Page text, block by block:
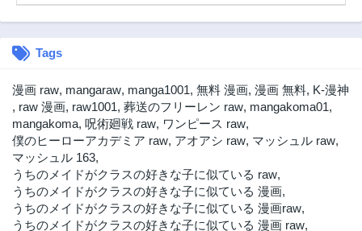
Tags
漫画 raw, mangaraw, manga1001, 無料 漫画, 漫画 無料, K-漫神
, raw 漫画, raw1001, 葬送のフリーレン raw, mangakoma01,
mangakoma, 呪術廻戦 raw, ワンピース raw,
僕のヒーローアカデミア raw, アオアシ raw, マッシュル raw,
マッシュル 163,
うちのメイドがクラスの好きな子に似ている raw,
うちのメイドがクラスの好きな子に似ている 漫画,
うちのメイドがクラスの好きな子に似ている 漫画raw,
うちのメイドがクラスの好きな子に似ている 漫画 raw,